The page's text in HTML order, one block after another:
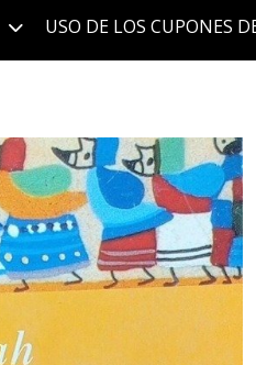
USO DE LOS CUPONES